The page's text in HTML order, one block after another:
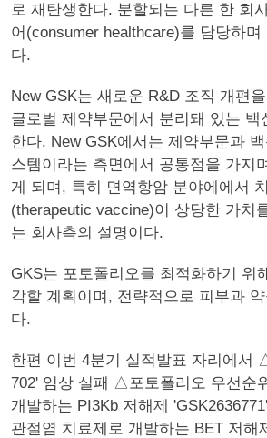
로 재탄생한다. 분할되는 다른 한 회
어(consumer healthcare)를 담당하
다.
New GSK는 새로운 R&D 조직 개편
글로벌 제약부문에서 분리돼 있는 백
한다. New GSK에서는 제약부문과
스템이라는 측면에서 공통점을 가지
게 되며, 특히 면역항암 분야에에서
(therapeutic vaccine)이 상당한 가치
는 회사측의 설명이다.
GKS는 포토폴리오를 최적화하기 위
각할 계획이며, 전략적으로 피부과
다.
한편 이번 4분기 실적발표 자리에서
702' 임상 실패 △포토폴리오 우선순
개발하는 PI3Kb 저해제
관절염 치료제로 개발하는 BET 저해